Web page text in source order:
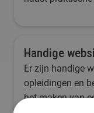
Handige
Er zijn handige
opleidingen en
het maken van